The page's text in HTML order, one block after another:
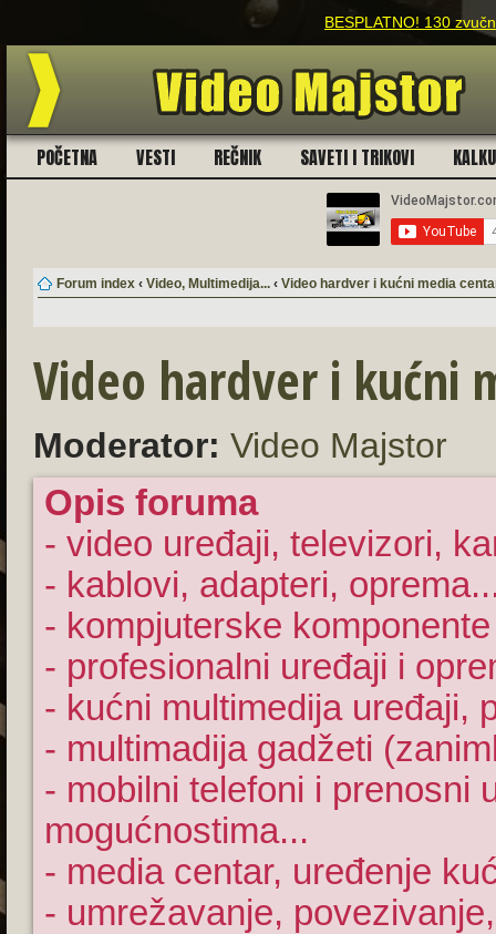
BESPLATNO! 130
POČETNA VESTI REČNIK SAVETI I TRIKOVI
Forum index ‹ Video, Multimedija... ‹ Video hardver i kućni media
Video hardver i kućni
Moderator: Video Majstor
Opis foruma
- video uređaji, televizori,
- kablovi, adapteri,
- kompjuterske
- profesionalni uređaji i
- kućni multimedija uređaji,
- multimadija gadžeti
- mobilni telefoni i prenosni
mogućnostima...
- media centar, uređenje
- umrežavanje,